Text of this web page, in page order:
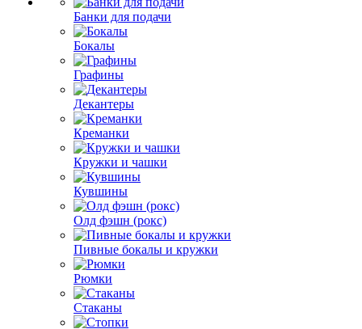
Банки для подачи
Бокалы
Графины
Декантеры
Креманки
Кружки и чашки
Кувшины
Олд фэшн (рокс)
Пивные бокалы и кружки
Рюмки
Стаканы